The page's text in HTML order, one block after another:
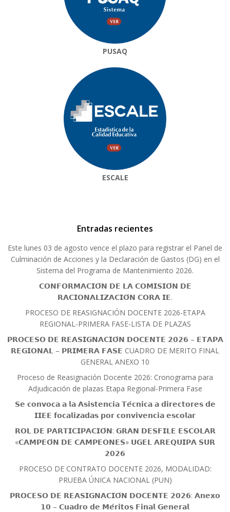
PUSAQ
ESCALE
Entradas recientes
Este lunes 03 de agosto vence el plazo para registrar el Panel de
Culminación de Acciones y la Declaración de Gastos (DG) en el
Sistema del Programa de Mantenimiento 2026.
𝗖𝗢𝗡𝗙𝗢𝗥𝗠𝗔𝗖𝗜𝗢́𝗡 𝗗𝗘 𝗟𝗔 𝗖𝗢𝗠𝗜𝗦𝗜𝗢́𝗡 𝗗𝗘
𝗥𝗔𝗖𝗜𝗢𝗡𝗔𝗟𝗜𝗭𝗔𝗖𝗜𝗢́𝗡 𝗖𝗢𝗥𝗔 𝗜𝗘.
PROCESO DE REASIGNACIÓN DOCENTE 2026-ETAPA
REGIONAL-PRIMERA FASE-LISTA DE PLAZAS
𝗣𝗥𝗢𝗖𝗘𝗦𝗢 𝗗𝗘 𝗥𝗘𝗔𝗦𝗜𝗚𝗡𝗔𝗖𝗜𝗢́𝗡 𝗗𝗢𝗖𝗘𝗡𝗧𝗘 𝟮𝟬𝟮𝟲 – 𝗘𝗧𝗔𝗣𝗔
𝗥𝗘𝗚𝗜𝗢𝗡𝗔𝗟 – 𝗣𝗥𝗜𝗠𝗘𝗥𝗔 𝗙𝗔𝗦𝗘 CUADRO DE MERITO FINAL
GENERAL ANEXO 10
Proceso de Reasignación Docente 2026: Cronograma para
Adjudicación de plazas Etapa Regional-Primera Fase
𝗦𝗲 𝗰𝗼𝗻𝘃𝗼𝗰𝗮 𝗮 𝗹𝗮 𝗔𝘀𝗶𝘀𝘁𝗲𝗻𝗰𝗶𝗮 𝗧𝗲́𝗰𝗻𝗶𝗰𝗮 𝗮 𝗱𝗶𝗿𝗲𝗰𝘁𝗼𝗿𝗲𝘀 𝗱𝗲
𝗜𝗜𝗘𝗘 𝗳𝗼𝗰𝗮𝗹𝗶𝘇𝗮𝗱𝗮𝘀 𝗽𝗼𝗿 𝗰𝗼𝗻𝘃𝗶𝘃𝗲𝗻𝗰𝗶𝗮 𝗲𝘀𝗰𝗼𝗹𝗮𝗿
𝗥𝗢𝗟 𝗗𝗘 𝗣𝗔𝗥𝗧𝗜𝗖𝗜𝗣𝗔𝗖𝗜𝗢́𝗡: 𝗚𝗥𝗔𝗡 𝗗𝗘𝗦𝗙𝗜𝗟𝗘 𝗘𝗦𝗖𝗢𝗟𝗔𝗥
«𝗖𝗔𝗠𝗣𝗘𝗢́𝗡 𝗗𝗘 𝗖𝗔𝗠𝗣𝗘𝗢𝗡𝗘𝗦» 𝗨𝗚𝗘𝗟 𝗔𝗥𝗘𝗤𝗨𝗜𝗣𝗔 𝗦𝗨𝗥
𝟮𝟬𝟮𝟲
PROCESO DE CONTRATO DOCENTE 2026, MODALIDAD:
PRUEBA ÚNICA NACIONAL (PUN)
𝗣𝗥𝗢𝗖𝗘𝗦𝗢 𝗗𝗘 𝗥𝗘𝗔𝗦𝗜𝗚𝗡𝗔𝗖𝗜𝗢́𝗡 𝗗𝗢𝗖𝗘𝗡𝗧𝗘 𝟮𝟬𝟮𝟲: 𝗔𝗻𝗲𝘅𝗼
𝟭𝟬 – 𝗖𝘂𝗮𝗱𝗿𝗼 𝗱𝗲 𝗠𝗲́𝗿𝗶𝘁𝗼𝘀 𝗙𝗶𝗻𝗮𝗹 𝗚𝗲𝗻𝗲𝗿𝗮𝗹